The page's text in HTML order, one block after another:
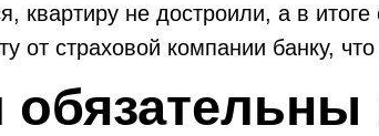
квартиру не достроили, а в
от страховой компании банку,
обязательны